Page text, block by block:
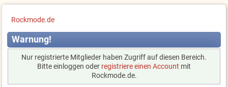
Rockmode.de
Warnung!
Nur registrierte Mitglieder haben Zugriff auf diesen Bereich.
Bitte einloggen oder registriere einen Account mit
Rockmode.de.